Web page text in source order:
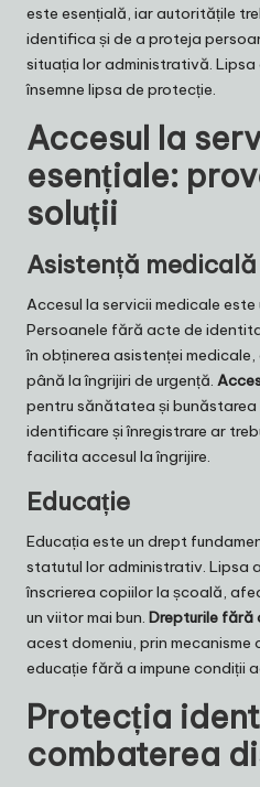
este esențială, iar autoritățile
identifica și de a proteja
situația lor administrativă. Lipsa
însemne lipsa de protecție.
Accesul la
esențiale:
soluții
Asistență medicală
Accesul la servicii medicale
Persoanele fără acte de
în obținerea asistenței
până la îngrijiri de urgență.
pentru sănătatea și bunăstarea
identificare și înregistrare ar
facilita accesul la îngrijire.
Educație
Educația este un drept
statutul lor administrativ. Lipsa
înscrierea copiilor la școală,
un viitor mai bun. Drepturile fără
acest domeniu, prin mecanisme
educație fără a impune condiții
Protecția
combaterea